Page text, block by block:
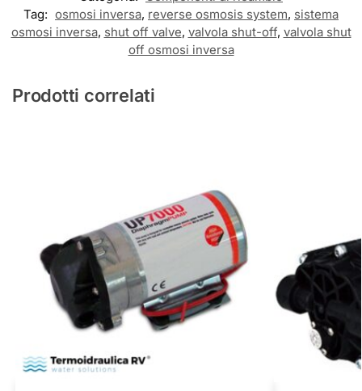
Tag: osmosi inversa, reverse osmosis system, sistema
osmosi inversa, shut off valve, valvola shut-off, valvola shut
off osmosi inversa
Prodotti correlati